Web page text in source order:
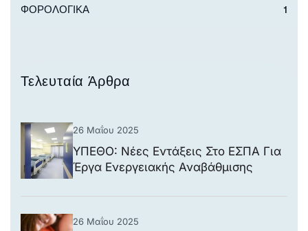
ΦΟΡΟΛΟΓΙΚΑ 1
Τελευταία Άρθρα
26 Μαΐου 2025
ΥΠΕΘΟ: Νέες Εντάξεις Στο ΕΣΠΑ Για
Έργα Ενεργειακής Αναβάθμισης
26 Μαΐου 2025